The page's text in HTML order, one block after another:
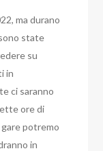
ma durano
state
su
in
ci saranno
ore di
potremo
in